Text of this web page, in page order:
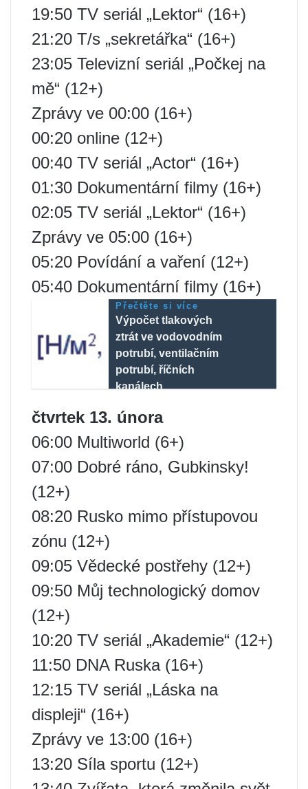
19:50 TV seriál „Lektor“ (16+)
21:20 T/s „sekretářka“ (16+)
23:05 Televizní seriál „Počkej na
mě“ (12+)
Zprávy ve 00:00 (16+)
00:20 online (12+)
00:40 TV seriál „Actor“ (16+)
01:30 Dokumentární filmy (16+)
02:05 TV seriál „Lektor“ (16+)
Zprávy ve 05:00 (16+)
05:20 Povídání a vaření (12+)
05:40 Dokumentární filmy (16+)
Přečtěte si více
Výpočet tlakových
ztrát ve vodovodním
potrubí, ventilačním
potrubí, říčních
kanálech
čtvrtek 13. února
06:00 Multiworld (6+)
07:00 Dobré ráno, Gubkinsky!
(12+)
08:20 Rusko mimo přístupovou
zónu (12+)
09:05 Vědecké postřehy (12+)
09:50 Můj technologický domov
(12+)
10:20 TV seriál „Akademie“ (12+)
11:50 DNA Ruska (16+)
12:15 TV seriál „Láska na
displeji“ (16+)
Zprávy ve 13:00 (16+)
13:20 Síla sportu (12+)